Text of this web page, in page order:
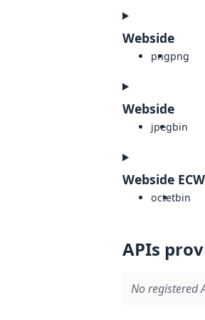
Webside
pngpng
Webside
jpegbin
Webside ECW
octetbin
APIs
No registered